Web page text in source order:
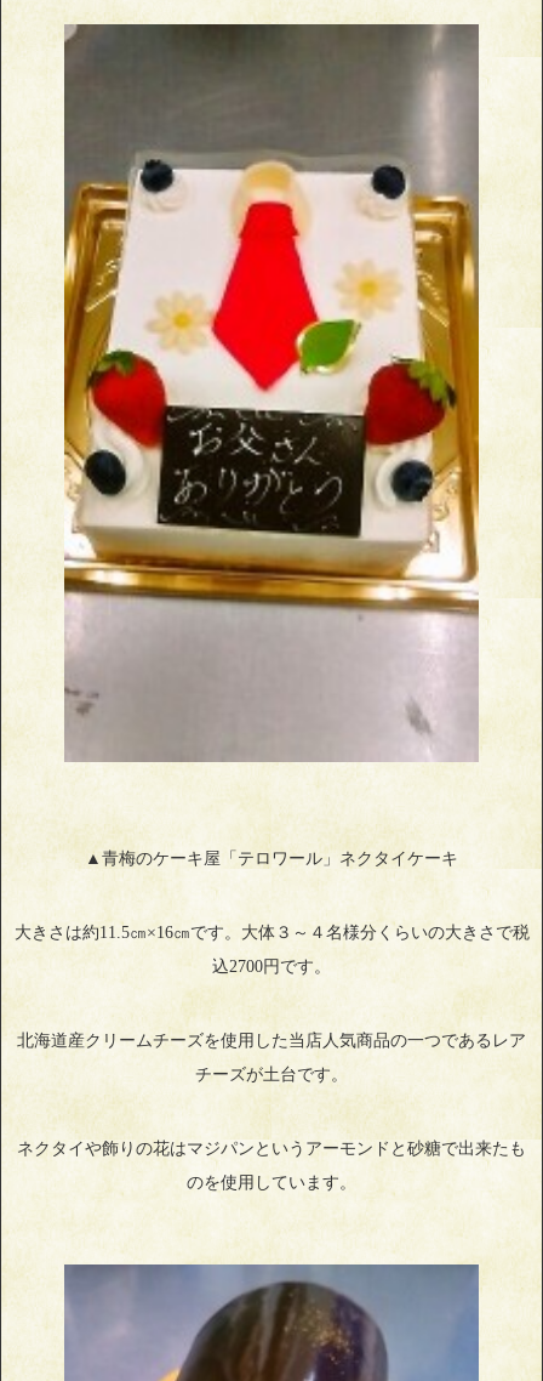
▲青梅のケーキ屋「テロワール」ネクタイケーキ
大きさは約11.5㎝×16㎝です。大体３～４名様分くらいの大きさで税
込2700円です。
北海道産クリームチーズを使用した当店人気商品の一つであるレア
チーズが土台です。
ネクタイや飾りの花はマジパンというアーモンドと砂糖で出来たも
のを使用しています。